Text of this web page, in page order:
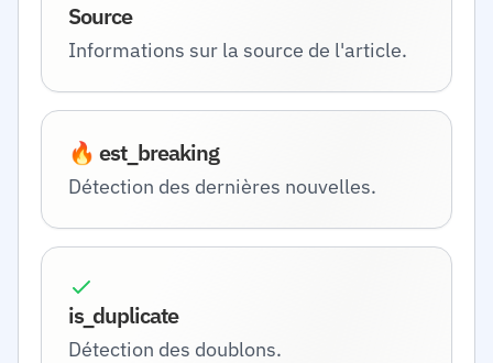
Source
Informations sur la source de l'article.
🔥 est_breaking
Détection des dernières nouvelles.
is_duplicate
Détection des doublons.